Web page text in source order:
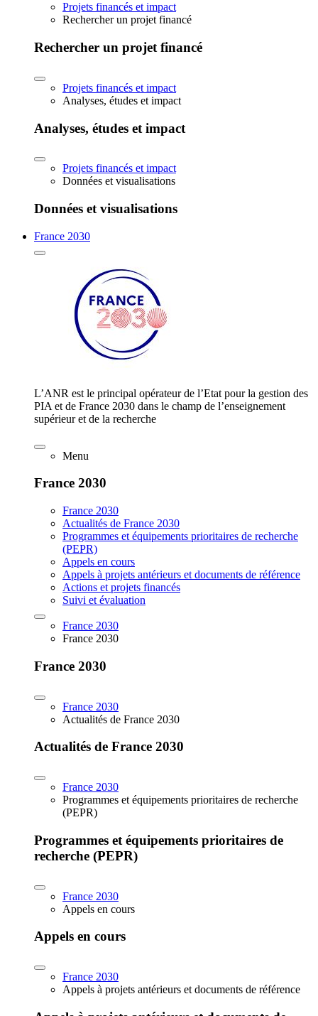
Projets financés et impact
Rechercher un projet financé
Rechercher un projet financé
Projets financés et impact
Analyses, études et impact
Analyses, études et impact
Projets financés et impact
Données et visualisations
Données et visualisations
France 2030
L’ANR est le principal opérateur de l’Etat pour la gestion des
PIA et de France 2030 dans le champ de l’enseignement
supérieur et de la recherche
Menu
France 2030
France 2030
Actualités de France 2030
Programmes et équipements prioritaires de recherche
(PEPR)
Appels en cours
Appels à projets antérieurs et documents de référence
Actions et projets financés
Suivi et évaluation
France 2030
France 2030
France 2030
France 2030
Actualités de France 2030
Actualités de France 2030
France 2030
Programmes et équipements prioritaires de recherche
(PEPR)
Programmes et équipements prioritaires de
recherche (PEPR)
France 2030
Appels en cours
Appels en cours
France 2030
Appels à projets antérieurs et documents de référence